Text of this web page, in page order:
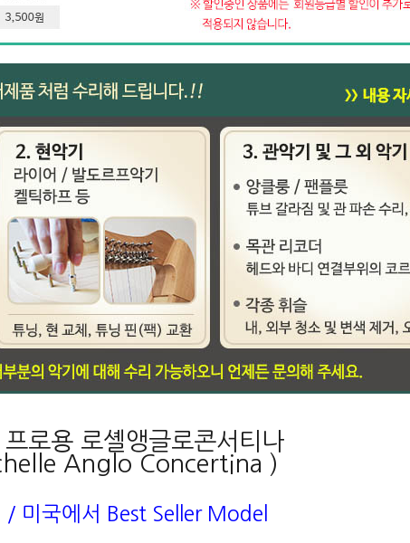
로용 로셸앵글로콘서티나
Anglo Concertina )
/ 미국에서 Best Seller Model